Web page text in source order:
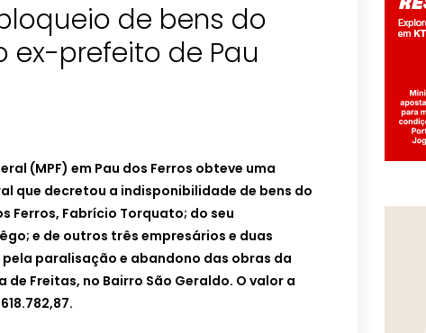
de bens do
ex-prefeito de Pau
(MPF) em Pau dos Ferros obteve uma
que decretou a indisponibilidade de bens do
Ferros, Fabrício Torquato; do seu
e de outros três empresários e duas
paralisação e abandono das obras da
de Freitas, no Bairro São Geraldo. O valor a